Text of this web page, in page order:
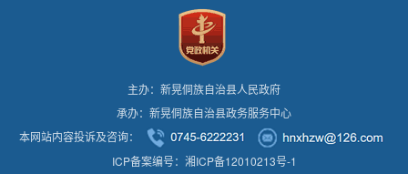
主办：新晃侗族自治县人民政府
承办：新晃侗族自治县政务服务中心
本网站内容投诉及咨询：
ICP备案编号：湘ICP备12010213号-1